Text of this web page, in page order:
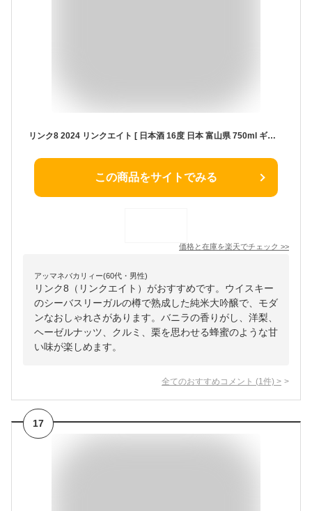
リンク8 2024 リンクエイト [ 日本酒 16度 日本 富山県 750ml ギフト箱入 【ウィスキー樽 日本酒 純米大吟醸 ギフト 高級 還暦 お祝い 内祝い 誕生日 プレゼント 限定 750ml】[御歳暮 贈り物]
この商品をサイトでみる
価格と在庫を楽天でチェック >>
アッマネバカリィー(60代・男性)
リンク8（リンクエイト）がおすすめです。ウイスキー
のシーバスリーガルの樽で熟成した純米大吟醸で、モダ
ンなおしゃれさがあります。バニラの香りがし、洋梨、
ヘーゼルナッツ、クルミ、栗を思わせる蜂蜜のような甘
い味が楽しめます。
全てのおすすめコメント (1 件) >
17